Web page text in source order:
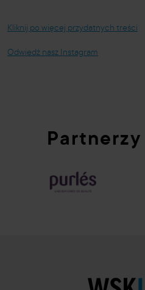
Kliknij po więcej przydatnych treści
Odwiedź nasz Instagram